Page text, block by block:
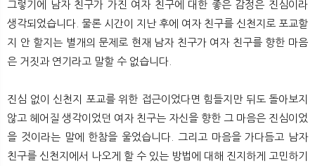
그렇기에 남자 친구가 가진 여자 친구에 대한 좋은 감정은 진심이라
생각되었습니다. 물론 시간이 지난 후에 여자 친구를 신천지로 포교할
지 안 할지는 별개의 문제로 현재 남자 친구가 여자 친구를 향한 마음
은 거짓과 연기라고 말할 수 없습니다.
진심 없이 신천지 포교를 위한 접근이었다면 힘들지만 뒤도 돌아보지
않고 헤어질 생각이었던 여자 친구는 자신을 향한 그 마음은 진심이었
을 것이라는 말에 한참을 울었습니다. 그리고 마음을 가다듬고 남자
친구를 신천지에서 나오게 할 수 있는 방법에 대해 진지하게 고민하기